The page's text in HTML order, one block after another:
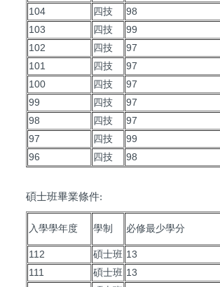
104
四技 98
103
四技 99
102
四技 97
101
四技 97
100
四技 97
99
四技 97
98
四技 97
97
四技 99
96
四技 98
碩士班畢業條件:
入學學年度 學制 必修最少學分
112 碩士班 13
111
碩士班 13